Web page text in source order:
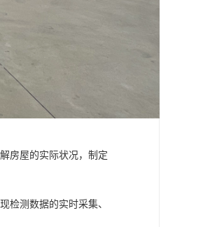
房屋的实际状况，制定
检测数据的实时采集、